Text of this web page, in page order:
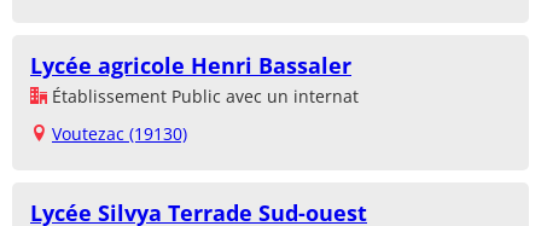
Lycée agricole Henri Bassaler
Établissement Public avec un internat
Voutezac (19130)
Lycée Silvya Terrade Sud-ouest